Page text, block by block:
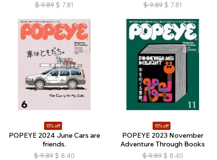
$ 9.89 $ 7.81 $ 9.89 $ 7.81
15% off
POPEYE 2024 June Cars are
friends.
$ 9.89 $ 8.40
15% off
POPEYE 2023 November
Adventure Through Books
$ 9.89 $ 8.40